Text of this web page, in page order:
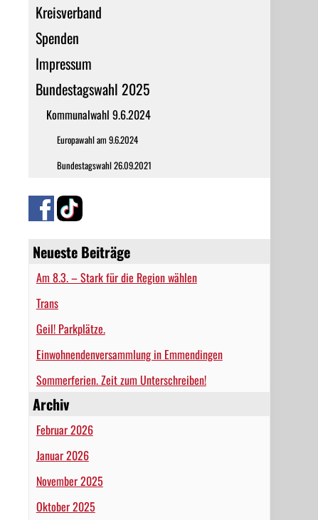
Kreisverband
Spenden
Impressum
Bundestagswahl 2025
Kommunalwahl 9.6.2024
Europawahl am 9.6.2024
Bundestagswahl 26.09.2021
Neueste Beiträge
Am 8.3. – Stark für die Region wählen
Trans
Geil! Parkplätze.
Einwohnendenversammlung in Emmendingen
Sommerferien. Zeit zum Unterschreiben!
Archiv
Februar 2026
Januar 2026
November 2025
Oktober 2025